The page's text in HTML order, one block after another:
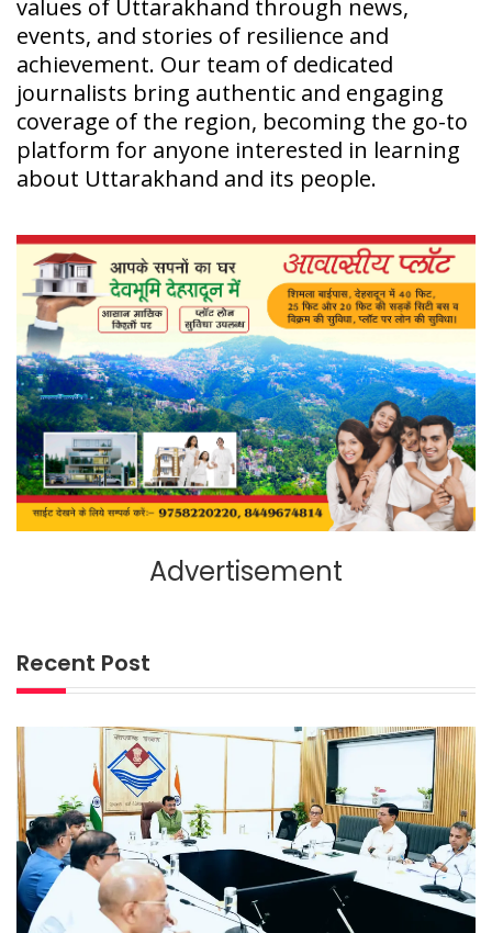
values of Uttarakhand through news,
events, and stories of resilience and
achievement. Our team of dedicated
journalists bring authentic and engaging
coverage of the region, becoming the go-to
platform for anyone interested in learning
about Uttarakhand and its people.
Advertisement
Recent Post